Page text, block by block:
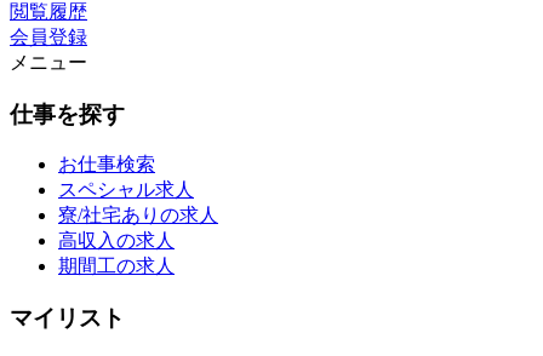
閲覧履歴
会員登録
メニュー
仕事を探す
お仕事検索
スペシャル求人
寮/社宅ありの求人
高収入の求人
期間工の求人
マイリスト